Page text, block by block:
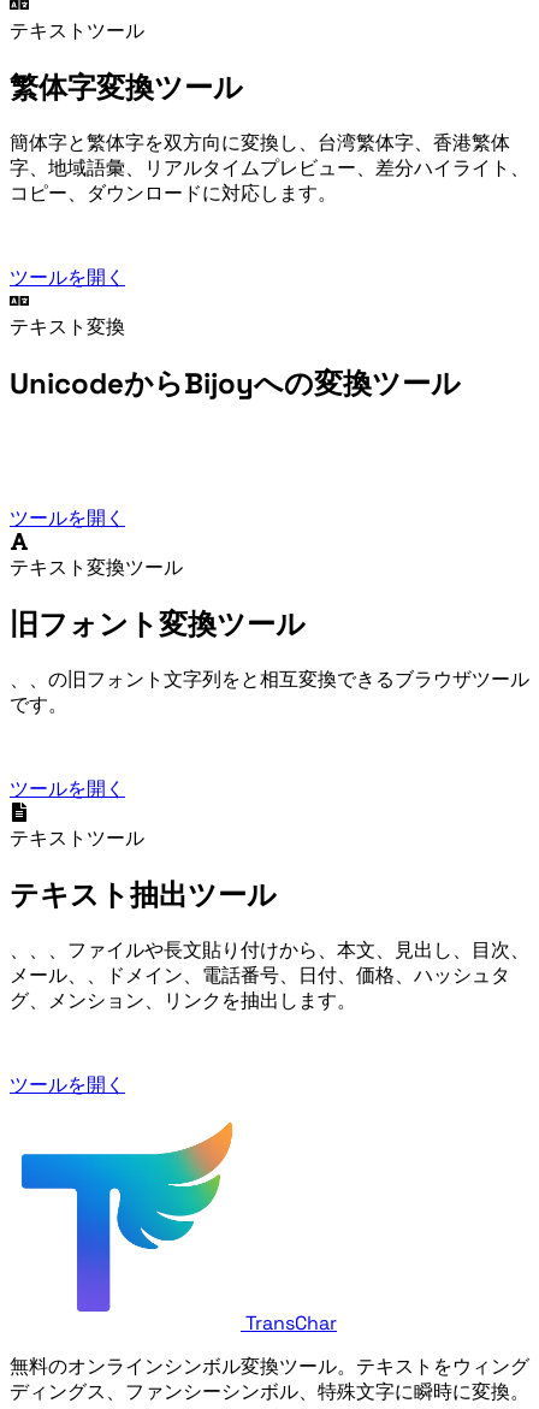
テキストツール
繁体字変換ツール
簡体字と繁体字を双方向に変換し、台湾繁体字、香港繁体
字、地域語彙、リアルタイムプレビュー、差分ハイライト、
コピー、TXT ダウンロードに対応します。
ツールを開く
テキスト変換
UnicodeからBijoyへの変換ツール
ツールを開く
テキスト変換ツール
旧フォント変換ツール
Bijoy、Kruti Dev、Zawgyi の旧フォント文字列を Unicode と相互変換できるブラウザツール
です。
ツールを開く
テキストツール
テキスト抽出ツール
EPUB、TXT、HTML、Markdown ファイルや長文貼り付けから、本文、見出し、目次、
メール、URL、ドメイン、電話番号、日付、価格、ハッシュタ
グ、メンション、リンクを抽出します。
ツールを開く
TransChar
無料のオンラインシンボル変換ツール。テキストをウィング
ディングス、ファンシーシンボル、特殊文字に瞬時に変換。